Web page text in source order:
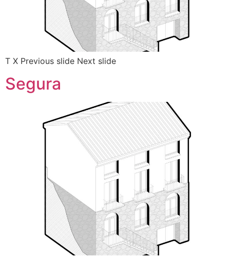
T X Previous slide Next slide
Segura